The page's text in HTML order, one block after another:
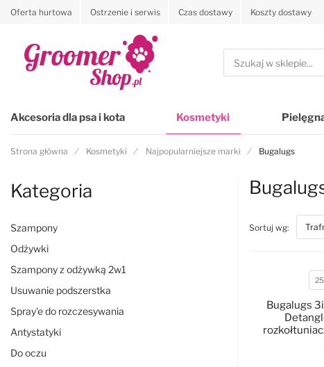
Oferta hurtowa Ostrzenie i serwis Czas dostawy Koszty dostawy
Szukaj
Akcesoria dla psa i kota Kosmetyki
Strona główna Kosmetyki Najpopularniejsze marki Bugalugs
Kategoria
Szampony
Odżywki
Szampony z odżywką 2w1
Usuwanie podszerstka
Spray'e do rozczesywania
Antystatyki
Do oczu
Sortuj wg:top
Bugalugs